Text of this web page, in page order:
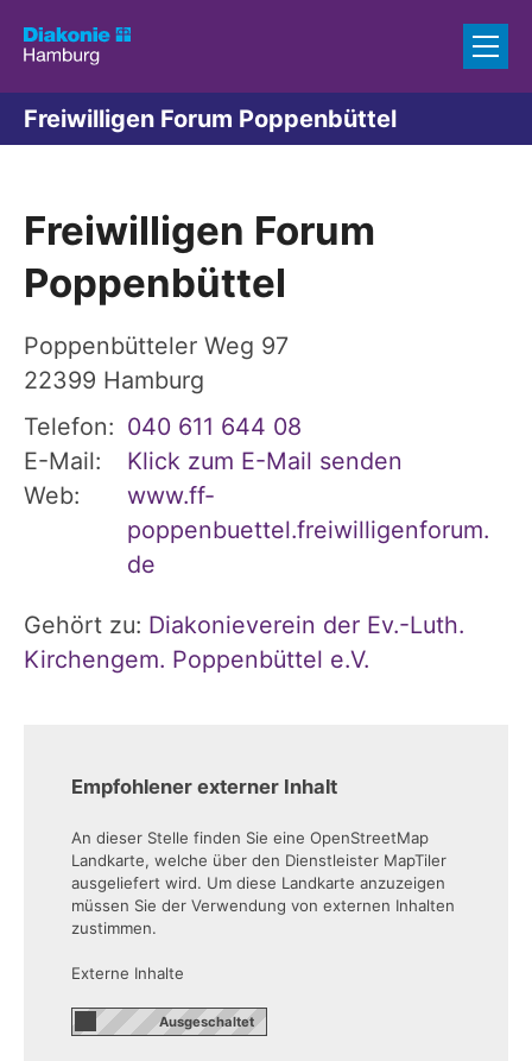
Freiwilligen Forum Poppenbüttel
Freiwilligen Forum
Poppenbüttel
Poppenbütteler Weg 97
22399 Hamburg
Telefon: 040 611 644 08
E-Mail:
Klick zum E-Mail senden
Web:
www.ff-
poppenbuettel.freiwilligenforum.
de
Gehört zu: Diakonieverein der Ev.-Luth.
Kirchengem. Poppenbüttel e.V.
Empfohlener externer Inhalt
An dieser Stelle finden Sie eine OpenStreetMap
Landkarte, welche über den Dienstleister MapTiler
ausgeliefert wird. Um diese Landkarte anzuzeigen
müssen Sie der Verwendung von externen Inhalten
zustimmen.
Externe Inhalte